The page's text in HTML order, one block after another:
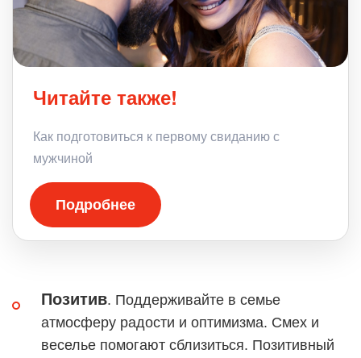
Читайте также!
Как подготовиться к первому свиданию с
мужчиной
Подробнее
Позитив. Поддерживайте в семье
атмосферу радости и оптимизма. Смех и
веселье помогают сблизиться. Позитивный